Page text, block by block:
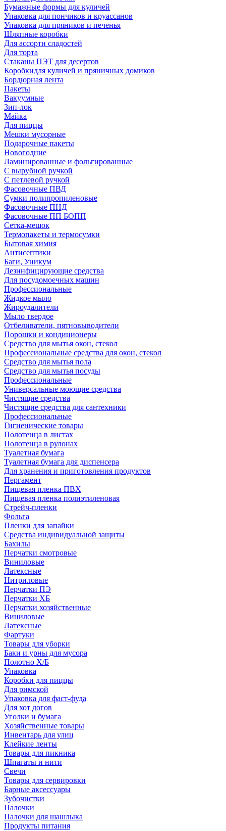
Бумажные формы для куличей
Упаковка для пончиков и круассанов
Упаковка для пряников и печенья
Шляпные коробки
Для ассорти сладостей
Для торта
Стаканы ПЭТ для десертов
Коробкидля куличей и пряничных домиков
Бордюрная лента
Пакеты
Вакуумные
Зип-лок
Майка
Для пиццы
Мешки мусорные
Подарочные пакеты
Новогодние
Ламинированные и фольгированные
С вырубной ручкой
С петлевой ручкой
Фасовочные ПВД
Сумки полипропиленовые
Фасовочные ПНД
Фасовочные ПП БОПП
Сетка-мешок
Термопакеты и термосумки
Бытовая химия
Антисептики
Баги, Уникум
Дезинфицирующие средства
Для посудомоечных машин
Профессиональные
Жидкое мыло
Жироудалители
Мыло твердое
Отбеливатели, пятновыводители
Порошки и кондиционеры
Средство для мытья окон, стекол
Профессиональные средства для окон, стекол
Средство для мытья пола
Средство для мытья посуды
Профессиональные
Универсальные моющие средства
Чистящие средства
Чистящие средства для сантехники
Профессиональные
Гигиенические товары
Полотенца в листах
Полотенца в рулонах
Туалетная бумага
Туалетная бумага для диспенсера
Для хранения и приготовления продуктов
Пергамент
Пищевая пленка ПВХ
Пищевая пленка полиэтиленовая
Стрейч-пленки
Фольга
Пленки для запайки
Средства индивидуальной защиты
Бахилы
Перчатки смотровые
Виниловые
Латексные
Нитриловые
Перчатки ПЭ
Перчатки ХБ
Перчатки хозяйственные
Виниловые
Латексные
Фартуки
Товары для уборки
Баки и урны для мусора
Полотно Х/Б
Упаковка
Коробки для пиццы
Для римской
Упаковка для фаст-фуда
Для хот догов
Уголки и бумага
Хозяйственные товары
Инвентарь для улиц
Клейкие ленты
Товары для пикника
Шпагаты и нити
Свечи
Товары для сервировки
Барные аксессуары
Зубочистки
Палочки
Палочки для шашлыка
Продукты питания